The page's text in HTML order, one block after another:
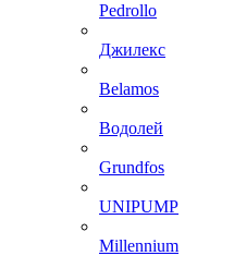
Pedrollo
Джилекс
Belamos
Водолей
Grundfos
UNIPUMP
Millennium